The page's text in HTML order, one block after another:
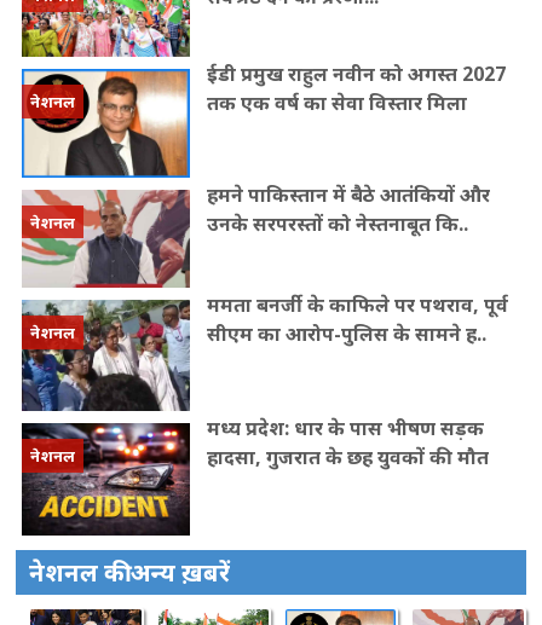
नेशनल
ईडी प्रमुख राहुल नवीन को अगस्त 2027
तक एक वर्ष का सेवा विस्तार मिला
नेशनल
हमने पाकिस्तान में बैठे आतंकियों और
उनके सरपरस्तों को नेस्तनाबूत कि..
नेशनल
ममता बनर्जी के काफिले पर पथराव, पूर्व
सीएम का आरोप-पुलिस के सामने ह..
नेशनल
मध्य प्रदेश: धार के पास भीषण सड़क
हादसा, गुजरात के छह युवकों की मौत
नेशनल की अन्य ख़बरें